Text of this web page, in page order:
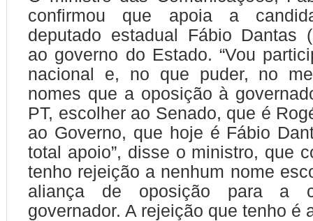
confirmou que apoia a
deputado estadual Fábio Dantas
ao governo do Estado. “Vou
nacional e, no que puder, no
nomes que a oposição à
PT, escolher ao Senado, que é
ao Governo, que hoje é Fábio
total apoio”, disse o ministro, que
tenho rejeição a nenhum nome
aliança de oposição para a
governador. A rejeição que tenho é